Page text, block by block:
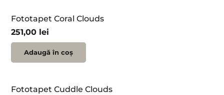
Fototapet Coral Clouds
251,00 lei
Adaugă în coș
Fototapet Cuddle Clouds